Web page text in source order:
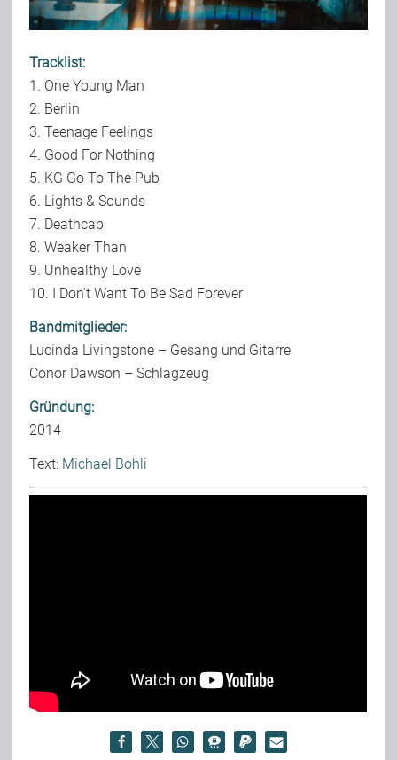
Tracklist:
1. One Young Man
2. Berlin
3. Teenage Feelings
4. Good For Nothing
5. KG Go To The Pub
6. Lights & Sounds
7. Deathcap
8. Weaker Than
9. Unhealthy Love
10. I Don’t Want To Be Sad Forever
Bandmitglieder:
Lucinda Livingstone – Gesang und Gitarre
Conor Dawson – Schlagzeug
Gründung:
2014
Text: Michael Bohli